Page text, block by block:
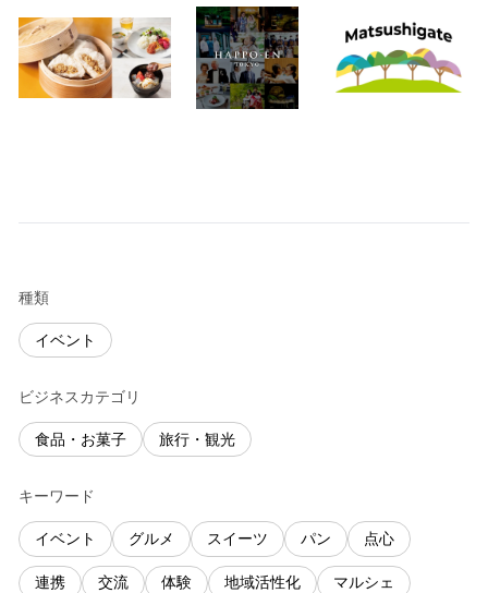
種類
イベント
ビジネスカテゴリ
食品・お菓子 旅行・観光
キーワード
イベント グルメ スイーツ パン 点心
連携 交流 体験 地域活性化 マルシェ